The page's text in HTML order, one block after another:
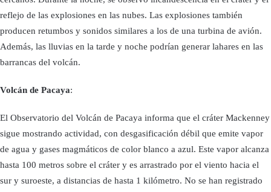
reflejo de las explosiones en las nubes. Las explosiones también
producen retumbos y sonidos similares a los de una turbina de avión.
Además, las lluvias en la tarde y noche podrían generar lahares en las
barrancas del volcán.
Volcán de Pacaya:
El Observatorio del Volcán de Pacaya informa que el cráter Mackenney
sigue mostrando actividad, con desgasificación débil que emite vapor
de agua y gases magmáticos de color blanco a azul. Este vapor alcanza
hasta 100 metros sobre el cráter y es arrastrado por el viento hacia el
sur y suroeste, a distancias de hasta 1 kilómetro. No se han registrado